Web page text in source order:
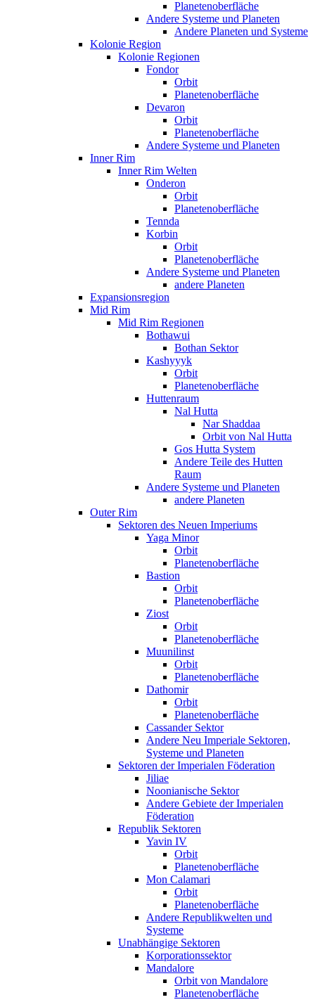
Planetenoberfläche
Andere Systeme und Planeten
Andere Planeten und Systeme
Kolonie Region
Kolonie Regionen
Fondor
Orbit
Planetenoberfläche
Devaron
Orbit
Planetenoberfläche
Andere Systeme und Planeten
Inner Rim
Inner Rim Welten
Onderon
Orbit
Planetenoberfläche
Tennda
Korbin
Orbit
Planetenoberfläche
Andere Systeme und Planeten
andere Planeten
Expansionsregion
Mid Rim
Mid Rim Regionen
Bothawui
Bothan Sektor
Kashyyyk
Orbit
Planetenoberfläche
Huttenraum
Nal Hutta
Nar Shaddaa
Orbit von Nal Hutta
Gos Hutta System
Andere Teile des Hutten
Raum
Andere Systeme und Planeten
andere Planeten
Outer Rim
Sektoren des Neuen Imperiums
Yaga Minor
Orbit
Planetenoberfläche
Bastion
Orbit
Planetenoberfläche
Ziost
Orbit
Planetenoberfläche
Muunilinst
Orbit
Planetenoberfläche
Dathomir
Orbit
Planetenoberfläche
Cassander Sektor
Andere Neu Imperiale Sektoren,
Systeme und Planeten
Sektoren der Imperialen Föderation
Jiliae
Noonianische Sektor
Andere Gebiete der Imperialen
Föderation
Republik Sektoren
Yavin IV
Orbit
Planetenoberfläche
Mon Calamari
Orbit
Planetenoberfläche
Andere Republikwelten und
Systeme
Unabhängige Sektoren
Korporationssektor
Mandalore
Orbit von Mandalore
Planetenoberfläche